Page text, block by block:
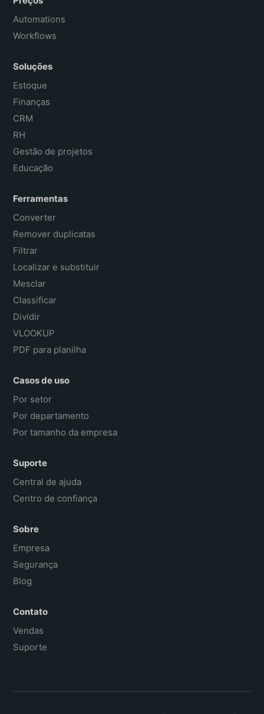
Automations
Workflows
Soluções
Estoque
Finanças
CRM
RH
Gestão de projetos
Educação
Ferramentas
Converter
Remover duplicatas
Filtrar
Localizar e substituir
Mesclar
Classificar
Dividir
VLOOKUP
PDF para planilha
Casos de uso
Por setor
Por departamento
Por tamanho da empresa
Suporte
Central de ajuda
Centro de confiança
Sobre
Empresa
Segurança
Blog
Contato
Vendas
Suporte